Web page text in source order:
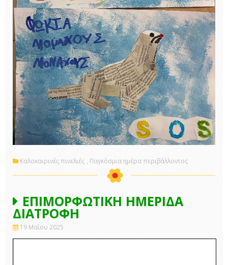
Καλοκαιρινές πινελιές , Παγκόσμια ημέρα περιβάλλοντος
ΕΠΙΜΟΡΦΩΤΙΚΗ ΗΜΕΡΙΔΑ
ΔΙΑΤΡΟΦΗ
19 Μαΐου 2025